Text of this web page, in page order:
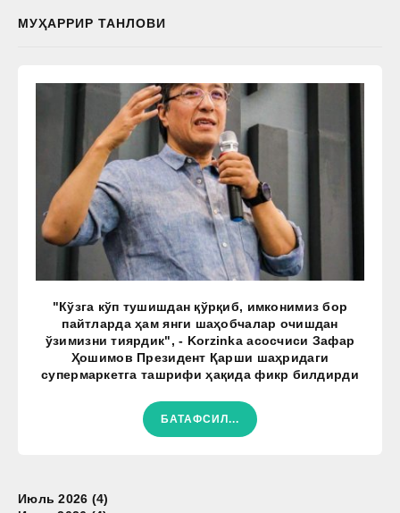
МУҲАРРИР ТАНЛОВИ
"Кўзга кўп тушишдан қўрқиб, имконимиз бор
пайтларда ҳам янги шаҳобчалар очишдан
ўзимизни тиярдик", - Korzinka асосчиси Зафар
Ҳошимов Президент Қарши шаҳридаги
супермаркетга ташрифи ҳақида фикр билдирди
БАТАФСИЛ...
Июль 2026 (4)